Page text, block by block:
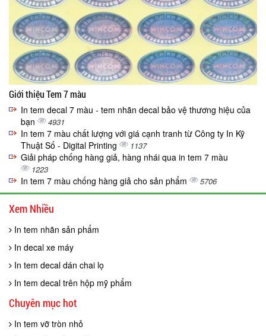
Giới thiệu Tem 7 màu
In tem decal 7 màu - tem nhãn decal bảo vệ thương hiệu của
bạn
4931
In tem 7 màu chất lượng với giá cạnh tranh từ Công ty In Kỹ
Thuật Số - Digital Printing
1137
Giải pháp chống hàng giả, hàng nhái qua in tem 7 màu
1223
In tem 7 màu chống hàng giả cho sản phẩm 5706
Xem Nhiều
In tem nhãn sản phẩm
In decal xe máy
In tem decal dán chai lọ
In tem decal trên hộp mỹ phẩm
Chuyên mục hot
In tem vỡ tròn nhỏ